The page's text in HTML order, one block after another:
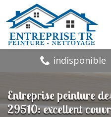
indisponible
Entreprise peinture
29510: excellent